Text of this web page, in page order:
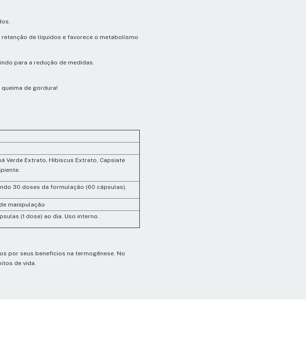
de líquidos e favorece o metabolismo
para a redução de medidas.
de gordura!
Verde Extrato, Hibiscus Extrato, Capsiate
30 doses da formulação (60 cápsulas).
manipulação
(1 dose) ao dia. Uso interno.
por seus benefícios na termogênese. No
de vida.